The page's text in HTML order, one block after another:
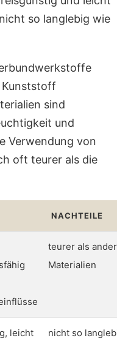
so langlebig wie
Kunststoff
sind
und
Verwendung von
oft teurer als die
NACHTEILE
teurer als
Materialien
leicht nicht so